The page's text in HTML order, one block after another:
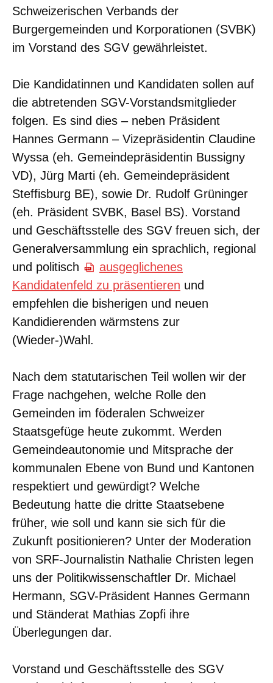
Schweizerischen Verbands der
Burgergemeinden und Korporationen (SVBK)
im Vorstand des SGV gewährleistet.
Die Kandidatinnen und Kandidaten sollen auf
die abtretenden SGV-Vorstandsmitglieder
folgen. Es sind dies – neben Präsident
Hannes Germann – Vizepräsidentin Claudine
Wyssa (eh. Gemeindepräsidentin Bussigny
VD), Jürg Marti (eh. Gemeindepräsident
Steffisburg BE), sowie Dr. Rudolf Grüninger
(eh. Präsident SVBK, Basel BS). Vorstand
und Geschäftsstelle des SGV freuen sich, der
Generalversammlung ein sprachlich, regional
und politisch
ausgeglichenes
Kandidatenfeld zu präsentieren und
empfehlen die bisherigen und neuen
Kandidierenden wärmstens zur
(Wieder-)Wahl.
Nach dem statutarischen Teil wollen wir der
Frage nachgehen, welche Rolle den
Gemeinden im föderalen Schweizer
Staatsgefüge heute zukommt. Werden
Gemeindeautonomie und Mitsprache der
kommunalen Ebene von Bund und Kantonen
respektiert und gewürdigt? Welche
Bedeutung hatte die dritte Staatsebene
früher, wie soll und kann sie sich für die
Zukunft positionieren? Unter der Moderation
von SRF-Journalistin Nathalie Christen legen
uns der Politikwissenschaftler Dr. Michael
Hermann, SGV-Präsident Hannes Germann
und Ständerat Mathias Zopfi ihre
Überlegungen dar.
Vorstand und Geschäftsstelle des SGV